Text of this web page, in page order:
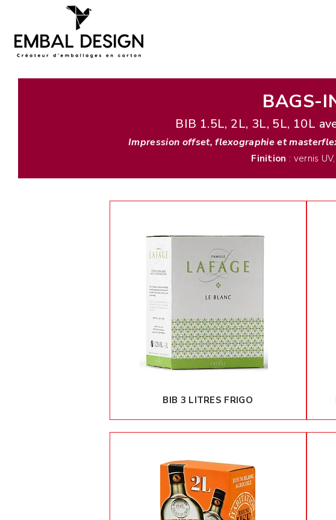
BAGS-
BIB 1.5L, 2L, 3L, 5L, 10L
Impression offset, flexographie et
Finition : vernis
BIB 3 LITRES FRIGO